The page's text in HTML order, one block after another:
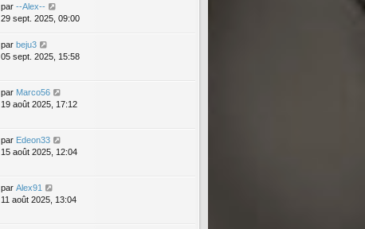
par --Alex--
29 sept. 2025, 09:00
par beju3
05 sept. 2025, 15:58
par Marco56
19 août 2025, 17:12
par Edeon33
15 août 2025, 12:04
par Alex91
11 août 2025, 13:04